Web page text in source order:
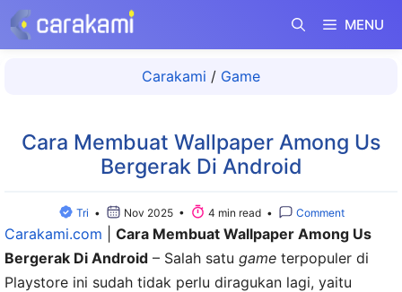
Langsung
ke
MENU
Carakami / Game
Cara Membuat Wallpaper Among Us
Bergerak Di Android
Tri • Nov 2025 • 4 min read • Comment
Carakami.com
Cara Membuat Wallpaper Among Us
Bergerak Di Android – Salah satu game terpopuler di
Playstore ini sudah tidak perlu diragukan lagi, yaitu